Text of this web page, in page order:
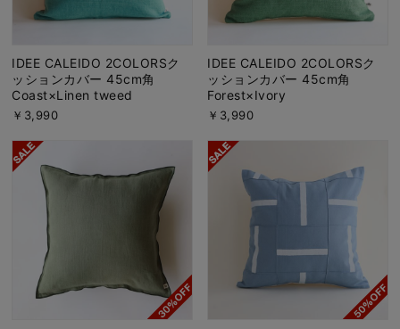
IDEE CALEIDO 2COLORSク
ッションカバー 45cm角
Coast×Linen tweed
￥3,990
IDEE CALEIDO 2COLORSク
ッションカバー 45cm角
Forest×Ivory
￥3,990